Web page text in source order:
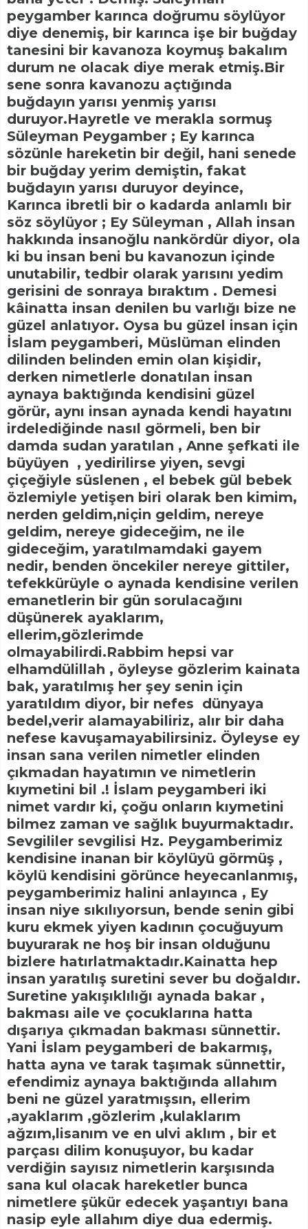
peygamber karınca doğrumu söylüyor
diye denemiş, bir karınca işe bir buğday
tanesini bir kavanoza koymuş bakalım
durum ne olacak diye merak etmiş.Bir
sene sonra kavanozu açtığında
buğdayın yarısı yenmiş yarısı
duruyor.Hayretle ve merakla sormuş
Süleyman Peygamber ; Ey karınca
sözünle hareketin bir değil, hani senede
bir buğday yerim demiştin, fakat
buğdayın yarısı duruyor deyince,
Karınca ibretli bir o kadarda anlamlı bir
söz söylüyor ; Ey Süleyman , Allah insan
hakkında insanoğlu nankördür diyor, ola
ki bu insan beni bu kavanozun içinde
unutabilir, tedbir olarak yarısını yedim
gerisini de sonraya bıraktım . Demesi
kâinatta insan denilen bu varlığı bize ne
güzel anlatıyor. Oysa bu güzel insan için
İslam peygamberi, Müslüman elinden
dilinden belinden emin olan kişidir,
derken nimetlerle donatılan insan
aynaya baktığında kendisini güzel
görür, aynı insan aynada kendi hayatını
irdelediğinde nasıl görmeli, ben bir
damda sudan yaratılan , Anne şefkati ile
büyüyen , yedirilirse yiyen, sevgi
çiçeğiyle süslenen , el bebek gül bebek
özlemiyle yetişen biri olarak ben kimim,
nerden geldim,niçin geldim, nereye
geldim, nereye gideceğim, ne ile
gideceğim, yaratılmamdaki gayem
nedir, benden öncekiler nereye gittiler,
tefekkürüyle o aynada kendisine verilen
emanetlerin bir gün sorulacağını
düşünerek ayaklarım,
ellerim,gözlerimde
olmayabilirdi.Rabbim hepsi var
elhamdülillah , öyleyse gözlerim kainata
bak, yaratılmış her şey senin için
yaratıldım diyor, bir nefes dünyaya
bedel,verir alamayabiliriz, alır bir daha
nefese kavuşamayabilirsiniz. Öyleyse ey
insan sana verilen nimetler elinden
çıkmadan hayatımın ve nimetlerin
kıymetini bil .! İslam peygamberi iki
nimet vardır ki, çoğu onların kıymetini
bilmez zaman ve sağlık buyurmaktadır.
Sevgililer sevgilisi Hz. Peygamberimiz
kendisine inanan bir köylüyü görmüş ,
köylü kendisini görünce heyecanlanmış,
peygamberimiz halini anlayınca , Ey
insan niye sıkılıyorsun, bende senin gibi
kuru ekmek yiyen kadının çocuğuyum
buyurarak ne hoş bir insan olduğunu
bizlere hatırlatmaktadır.Kainatta hep
insan yaratılış suretini sever bu doğaldır.
Suretine yakışıklılığı aynada bakar ,
bakması aile ve çocuklarına hatta
dışarıya çıkmadan bakması sünnettir.
Yani İslam peygamberi de bakarmış,
hatta ayna ve tarak taşımak sünnettir,
efendimiz aynaya baktığında allahım
beni ne güzel yaratmışsın, ellerim
,ayaklarım ,gözlerim ,kulaklarım
ağzım,lisanım ve en ulvi aklım , bir et
parçası dilim konuşuyor, bu kadar
verdiğin sayısız nimetlerin karşısında
sana kul olacak hareketler bunca
nimetlere şükür edecek yaşantıyı bana
nasip eyle allahım diye dua edermiş.